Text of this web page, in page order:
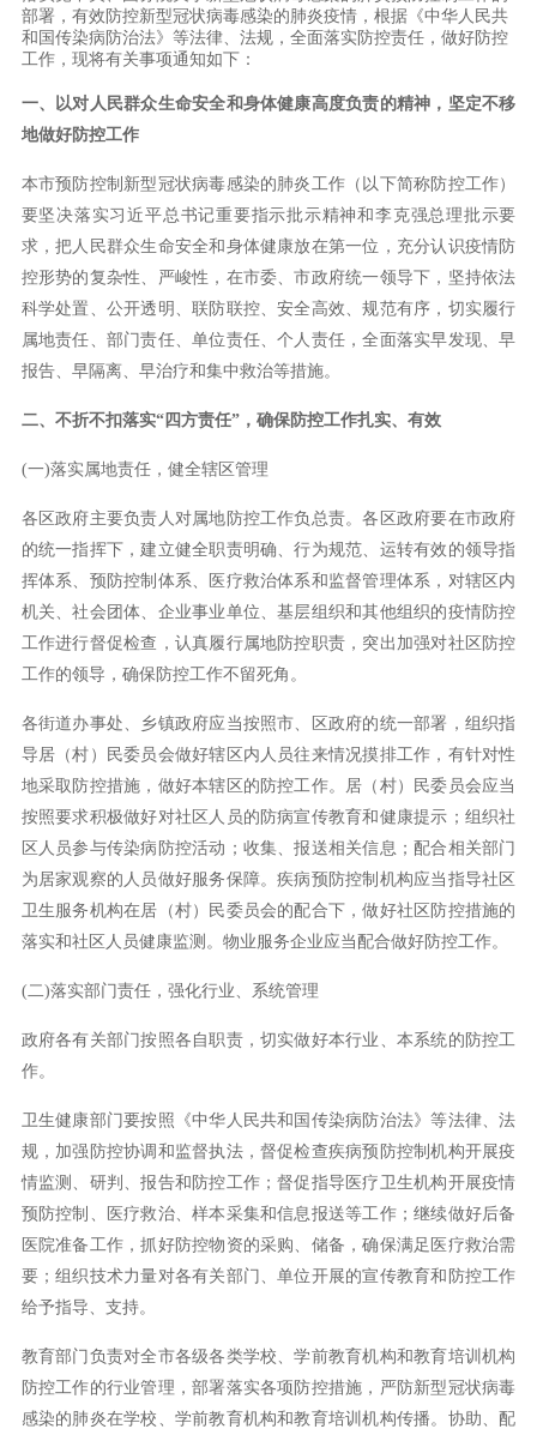
部署，有效防控新型冠状病毒感染的肺炎疫情，根据《中华人民共
和国传染病防治法》等法律、法规，全面落实防控责任，做好防控
工作，现将有关事项通知如下：
一、以对人民群众生命安全和身体健康高度负责的精神，坚定不移
地做好防控工作
本市预防控制新型冠状病毒感染的肺炎工作（以下简称防控工作）
要坚决落实习近平总书记重要指示批示精神和李克强总理批示要
求，把人民群众生命安全和身体健康放在第一位，充分认识疫情防
控形势的复杂性、严峻性，在市委、市政府统一领导下，坚持依法
科学处置、公开透明、联防联控、安全高效、规范有序，切实履行
属地责任、部门责任、单位责任、个人责任，全面落实早发现、早
报告、早隔离、早治疗和集中救治等措施。
二、不折不扣落实“四方责任”，确保防控工作扎实、有效
(一)落实属地责任，健全辖区管理
各区政府主要负责人对属地防控工作负总责。各区政府要在市政府
的统一指挥下，建立健全职责明确、行为规范、运转有效的领导指
挥体系、预防控制体系、医疗救治体系和监督管理体系，对辖区内
机关、社会团体、企业事业单位、基层组织和其他组织的疫情防控
工作进行督促检查，认真履行属地防控职责，突出加强对社区防控
工作的领导，确保防控工作不留死角。
各街道办事处、乡镇政府应当按照市、区政府的统一部署，组织指
导居（村）民委员会做好辖区内人员往来情况摸排工作，有针对性
地采取防控措施，做好本辖区的防控工作。居（村）民委员会应当
按照要求积极做好对社区人员的防病宣传教育和健康提示；组织社
区人员参与传染病防控活动；收集、报送相关信息；配合相关部门
为居家观察的人员做好服务保障。疾病预防控制机构应当指导社区
卫生服务机构在居（村）民委员会的配合下，做好社区防控措施的
落实和社区人员健康监测。物业服务企业应当配合做好防控工作。
(二)落实部门责任，强化行业、系统管理
政府各有关部门按照各自职责，切实做好本行业、本系统的防控工
作。
卫生健康部门要按照《中华人民共和国传染病防治法》等法律、法
规，加强防控协调和监督执法，督促检查疾病预防控制机构开展疫
情监测、研判、报告和防控工作；督促指导医疗卫生机构开展疫情
预防控制、医疗救治、样本采集和信息报送等工作；继续做好后备
医院准备工作，抓好防控物资的采购、储备，确保满足医疗救治需
要；组织技术力量对各有关部门、单位开展的宣传教育和防控工作
给予指导、支持。
教育部门负责对全市各级各类学校、学前教育机构和教育培训机构
防控工作的行业管理，部署落实各项防控措施，严防新型冠状病毒
感染的肺炎在学校、学前教育机构和教育培训机构传播。协助、配